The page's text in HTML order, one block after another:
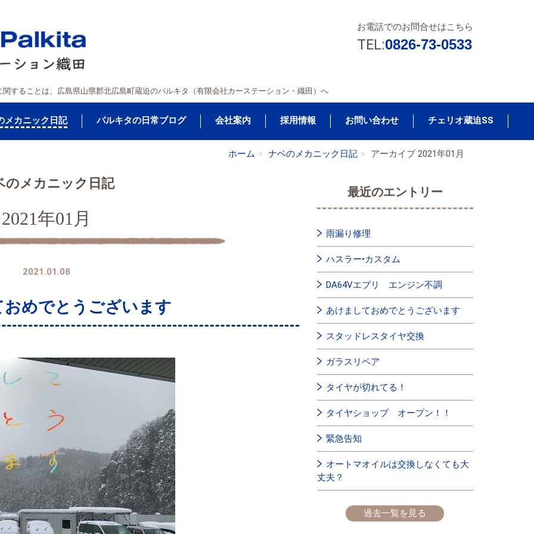
することは、広島県山県郡北広島町蔵迫のパルキタ（有限会社カーステーション・織田）へ
お電話でのお問合せはこちら
TEL:0826-73-0533
メカニック日記 パルキタの日常ブログ 会社案内 採用情報 お問い合わせ チェリオ蔵迫SS
ホーム ナベのメカニック日記 アーカイブ 2021年01月
のメカニック日記
2021年01月
2021.01.08
めでとうございます
最近のエントリー
雨漏り修理
ハスラー•カスタム
DA64Vエブリ エンジン不調
あけましておめでとうございます
スタッドレスタイヤ交換
ガラスリペア
タイヤが切れてる！
タイヤショップ オープン！！
緊急告知
オートマオイルは交換しなくても大
丈夫？
過去一覧を見る